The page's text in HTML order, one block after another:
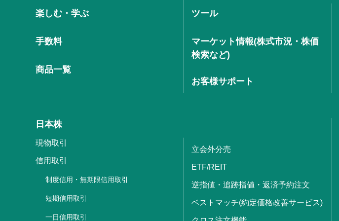
楽しむ・学ぶ
手数料
商品一覧
ツール
マーケット情報(株式市況・株価
検索など)
お客様サポート
日本株
現物取引
信用取引
制度信用・無期限信用取引
短期信用取引
一日信用取引
立会外分売
ETF/REIT
逆指値・追跡指値・返済予約注文
ベストマッチ(約定価格改善サービス)